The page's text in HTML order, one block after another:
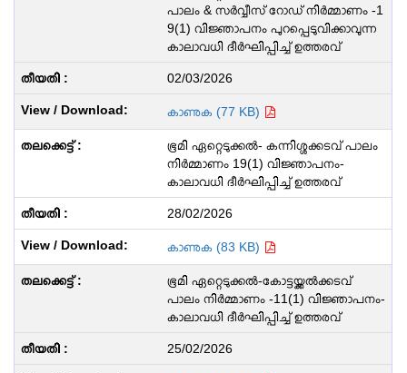
പാലം & സർവ്വീസ് റോഡ് നിർമ്മാണം -1
9(1) വിജ്ഞാപനം പുറപ്പെടുവിക്കാവുന്ന
കാലാവധി ദീർഘിപ്പിച്ച് ഉത്തരവ്
02/03/2026
കാണുക (77 KB)
ഭൂമി ഏറ്റെടുക്കൽ- കന്നിശ്ശക്കടവ് പാലം
നിർമ്മാണം 19(1) വിജ്ഞാപനം-
കാലാവധി ദീർഘിപ്പിച്ച് ഉത്തരവ്
28/02/2026
കാണുക (83 KB)
ഭൂമി ഏറ്റെടുക്കൽ-കോട്ടയ്ക്കൽക്കടവ്
പാലം നിർമ്മാണം -11(1) വിജ്ഞാപനം-
കാലാവധി ദീർഘിപ്പിച്ച് ഉത്തരവ്
25/02/2026